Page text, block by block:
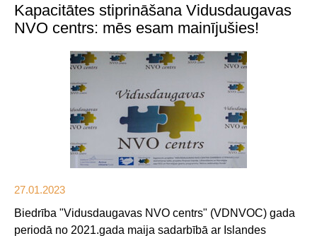
Kapacitātes stiprināšana Vidusdaugavas
NVO centrs: mēs esam mainījušies!
27.01.2023
Biedrība "Vidusdaugavas NVO centrs" (VDNVOC) gada
periodā no 2021.gada maija sadarbībā ar Islandes